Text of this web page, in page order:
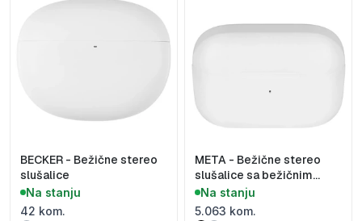
BECKER - Bežične stereo
slušalice
Na stanju
42 kom.
META - Bežične stereo
slušalice sa bežičnim
punjenjem
Na stanju
5.063 kom.